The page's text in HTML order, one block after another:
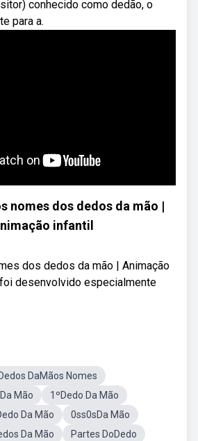
conhecido como dedão, o
para a.
nomes dos dedos da mão |
infantil
dos dedos da mão | Animação
desenvolvido especialmente
Dedos DaMãos Nomes
Mão
1ºDedo Da Mão
Da Mão
0ss0sDa Mão
Da Mão
Partes DoDedo